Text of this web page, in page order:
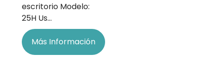
escritorio Modelo:
25H Us…
Más Información